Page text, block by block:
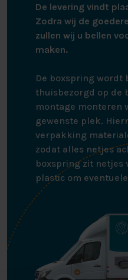
Matras
Het matras van ca. 32 cm
slags binnenvering, is
in de luxueuze
over 1 matras die
regelmatig te draaien
matras. Het matras is
De Phantom is
en stof zoals afgebeeld
op een foto bekijkt
in het echt.
De levering vindt
Zodra wij de
zullen wij u bellen
maken.
De boxspring wordt
thuisbezorgd op de
montage monteren
gewenste plek.
verpakking
zodat alles netjes
boxspring zit netjes
plastic om